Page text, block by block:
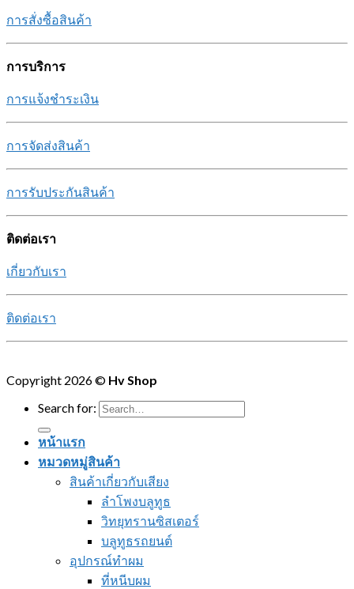
การสั่งซื้อสินค้า
การบริการ
การแจ้งชำระเงิน
การจัดส่งสินค้า
การรับประกันสินค้า
ติดต่อเรา
เกี่ยวกับเรา
ติดต่อเรา
Copyright 2026 © Hv Shop
Search for:
หน้าแรก
หมวดหมู่สินค้า
สินค้าเกี่ยวกับเสียง
ลำโพงบลูทูธ
วิทยุทรานซิสเตอร์
บลูทูธรถยนต์
อุปกรณ์ทำผม
ที่หนีบผม